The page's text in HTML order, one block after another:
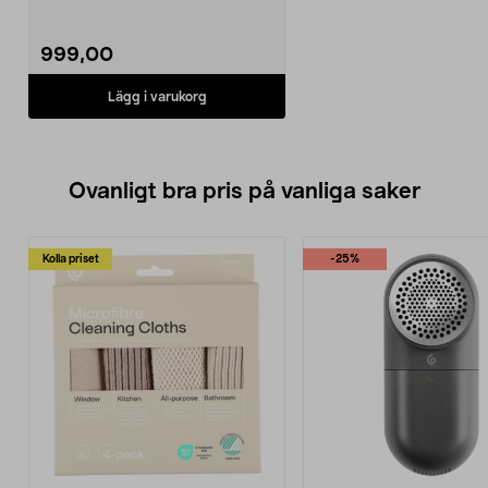
av däck etc.
999,00
Lägg i varukorg
Ovanligt bra pris på vanliga saker
Kolla priset -25%